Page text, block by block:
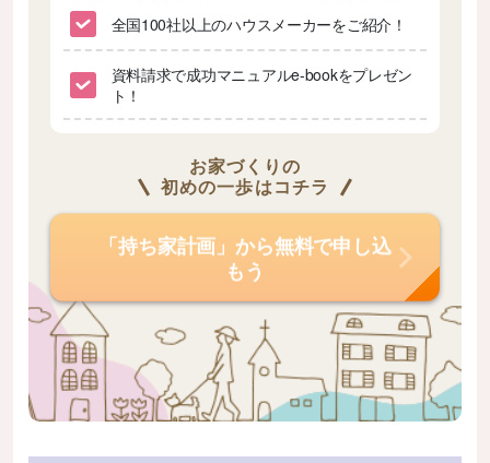
全国100社以上のハウスメーカーをご紹介！
資料請求で成功マニュアルe-bookをプレゼン
ト！
お家づくりの
初めの一歩はコチラ
「持ち家計画」から無料で申し込
もう